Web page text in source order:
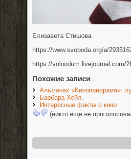
Елизавета Стишова
https://www.svoboda.org/a/
https://volnodum.livejournal.com/
Похожие записи
Альманах «Кинопанорама»:
Барбара Хейл.
Интересные факты о кино
(никто еще не